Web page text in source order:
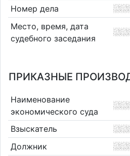
Номер дела
Место, время, дата
судебного заседания
ПРИКАЗНЫЕ
Наименование
экономического суда
Взыскатель
Должник